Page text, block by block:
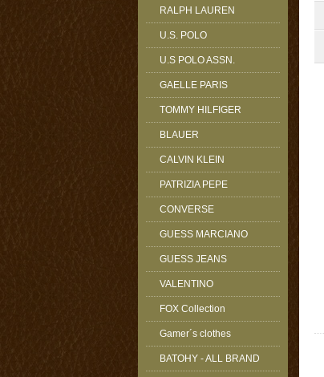
RALPH LAUREN
U.S. POLO
U.S POLO ASSN.
GAELLE PARIS
TOMMY HILFIGER
BLAUER
CALVIN KLEIN
PATRIZIA PEPE
CONVERSE
GUESS MARCIANO
GUESS JEANS
VALENTINO
FOX Collection
Gamer´s clothes
BATOHY - ALL BRAND